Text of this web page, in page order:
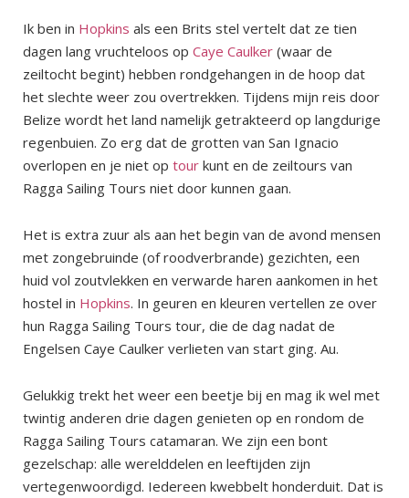
Ik ben in Hopkins als een Brits stel vertelt dat ze tien
dagen lang vruchteloos op Caye Caulker (waar de
zeiltocht begint) hebben rondgehangen in de hoop dat
het slechte weer zou overtrekken. Tijdens mijn reis door
Belize wordt het land namelijk getrakteerd op langdurige
regenbuien. Zo erg dat de grotten van San Ignacio
overlopen en je niet op tour kunt en de zeiltours van
Ragga Sailing Tours niet door kunnen gaan.
Het is extra zuur als aan het begin van de avond mensen
met zongebruinde (of roodverbrande) gezichten, een
huid vol zoutvlekken en verwarde haren aankomen in het
hostel in Hopkins. In geuren en kleuren vertellen ze over
hun Ragga Sailing Tours tour, die de dag nadat de
Engelsen Caye Caulker verlieten van start ging. Au.
Gelukkig trekt het weer een beetje bij en mag ik wel met
twintig anderen drie dagen genieten op en rondom de
Ragga Sailing Tours catamaran. We zijn een bont
gezelschap: alle werelddelen en leeftijden zijn
vertegenwoordigd. Iedereen kwebbelt honderduit. Dat is